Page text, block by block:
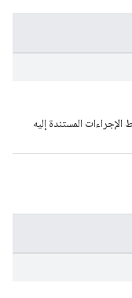
المستندة إليه